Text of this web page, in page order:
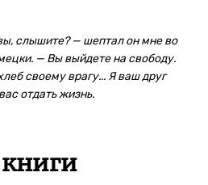
слышите? — шептал он мне во
— Вы выйдете на свободу.
своему врагу... Я ваш друг
отдать жизнь.